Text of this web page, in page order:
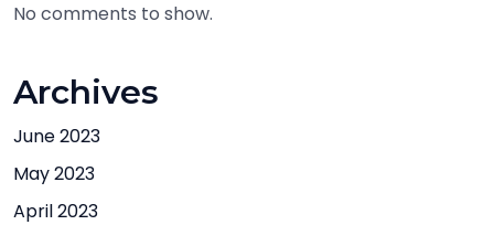
No comments to show.
Archives
June 2023
May 2023
April 2023